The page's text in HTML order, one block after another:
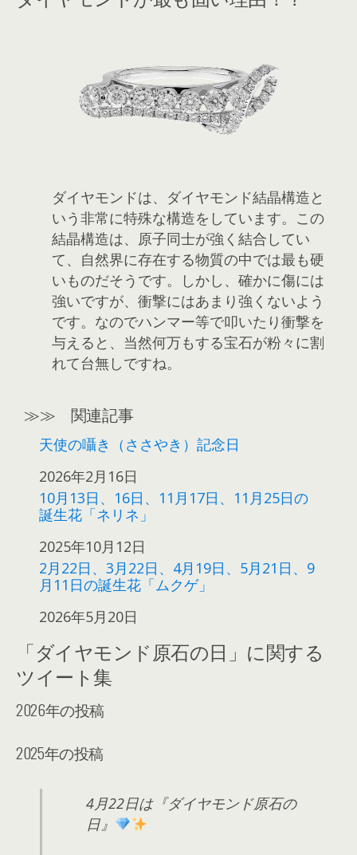
ダイヤモンドは、ダイヤモンド結晶構造と
いう非常に特殊な構造をしています。この
結晶構造は、原子同士が強く結合してい
て、自然界に存在する物質の中では最も硬
いものだそうです。しかし、確かに傷には
強いですが、衝撃にはあまり強くないよう
です。なのでハンマー等で叩いたり衝撃を
与えると、当然何万もする宝石が粉々に割
れて台無しですね。
≫≫ 関連記事
天使の囁き（ささやき）記念日
日付
2026年2月16日
10月13日、16日、11月17日、11月25日の
誕生花「ネリネ」
日付
2025年10月12日
2月22日、3月22日、4月19日、5月21日、9
月11日の誕生花「ムクゲ」
日付
2026年5月20日
「ダイヤモンド原石の日」に関する
ツイート集
2026年の投稿
2025年の投稿
4月22日は『ダイヤモンド原石の
日』